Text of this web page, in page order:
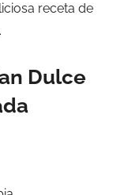
receta de
Dulce